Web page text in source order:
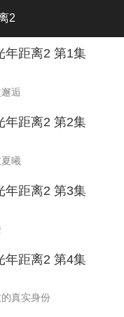
2
年距离2 第1集
逅
年距离2 第2集
曦
年距离2 第3集
年距离2 第4集
真实身份